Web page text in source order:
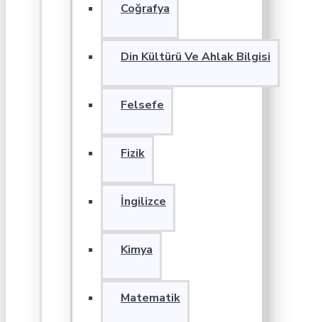
Coğrafya
Din Kültürü Ve Ahlak Bilgisi
Felsefe
Fizik
İngilizce
Kimya
Matematik